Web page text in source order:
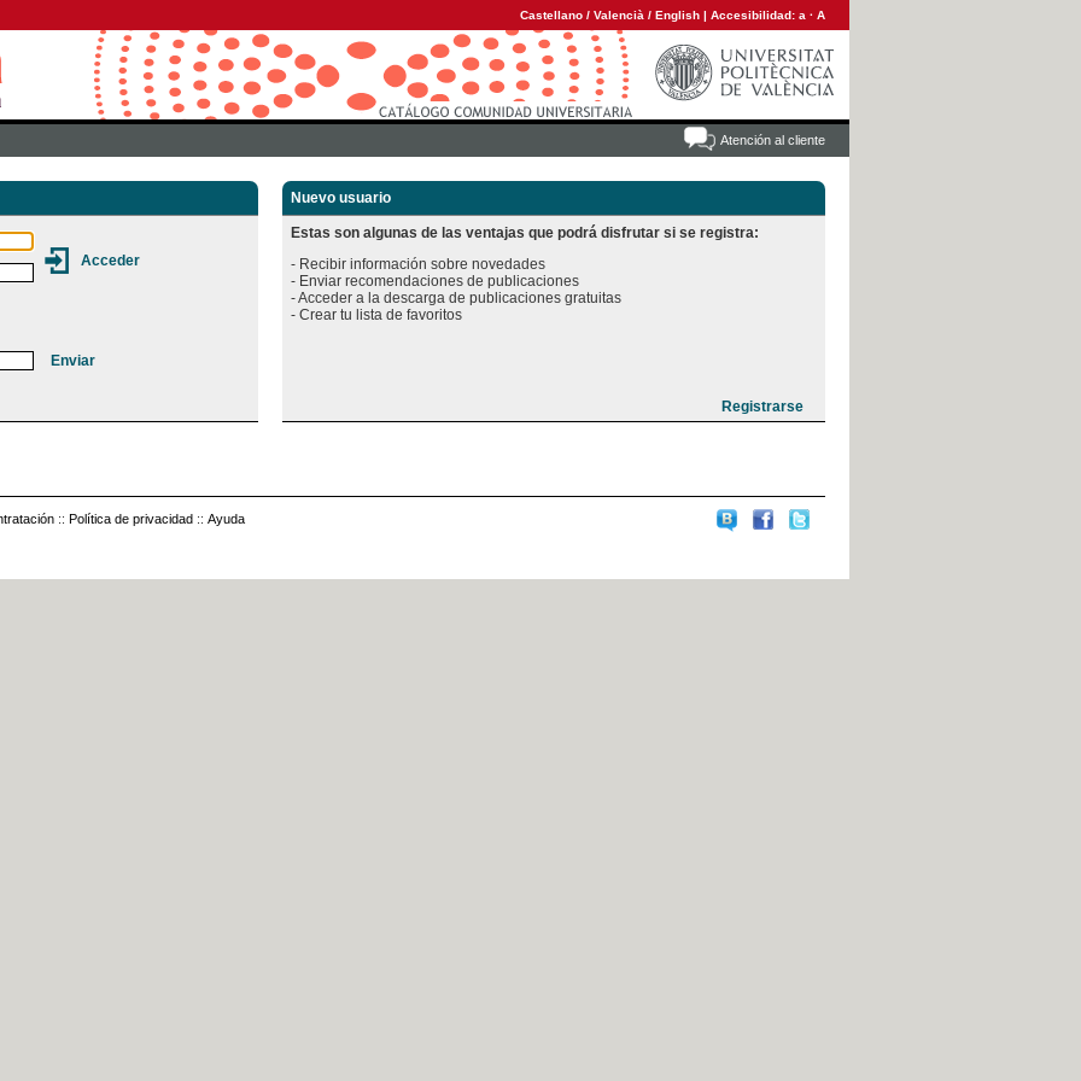
Castellano / Valencià / English | Accesibilidad: a · A
Atención al cliente
Nuevo usuario
Estas son algunas de las ventajas que podrá disfrutar si se registra:
- Recibir información sobre novedades
- Enviar recomendaciones de publicaciones
- Acceder a la descarga de publicaciones gratuitas
:: Política de privacidad :: Ayuda